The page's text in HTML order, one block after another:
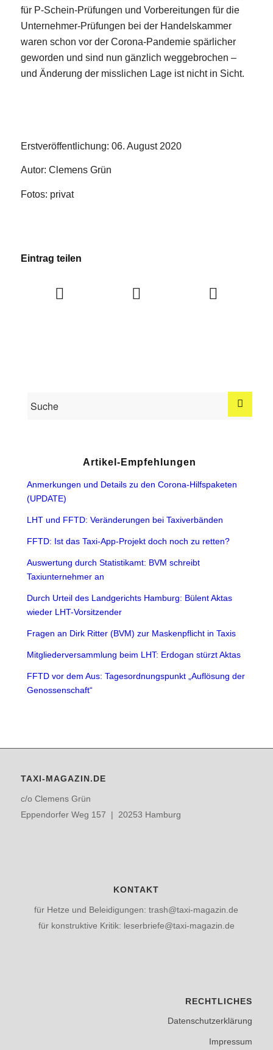
für P-Schein-Prüfungen und Vorbereitungen für die
Unternehmer-Prüfungen bei der Handelskammer
waren schon vor der Corona-Pandemie spärlicher
geworden und sind nun gänzlich weggebrochen –
und Änderung der misslichen Lage ist nicht in Sicht.
Erstveröffentlichung: 06. August 2020
Autor: Clemens Grün
Fotos: privat
Eintrag teilen
Artikel-Empfehlungen
Anmerkungen und Details zu den Corona-Hilfspaketen
(UPDATE)
LHT und FFTD: Veränderungen bei Taxiverbänden
FFTD: Ist das Taxi-App-Projekt doch noch zu retten?
Auswertung durch Statistikamt: BVM schreibt
Taxiunternehmer an
Durch Urteil des Landgerichts Hamburg: Bülent Aktas
wieder LHT-Vorsitzender
Fragen an Dirk Ritter (BVM) zur Maskenpflicht in Taxis
Mitgliederversammlung beim LHT: Erdogan stürzt Aktas
FFTD vor dem Aus: Tagesordnungspunkt „Auflösung der
Genossenschaft“
TAXI-MAGAZIN.DE
c/o Clemens Grün
Eppendorfer Weg 157 | 20253 Hamburg
KONTAKT
für Hetze und Beleidigungen: trash@taxi-magazin.de
für konstruktive Kritik: leserbriefe@taxi-magazin.de
RECHTLICHES
Datenschutzerklärung
Impressum